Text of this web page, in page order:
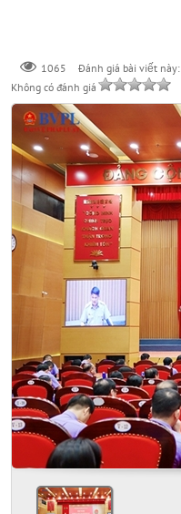
1065
Đánh giá bài viết này:
Không có đánh giá